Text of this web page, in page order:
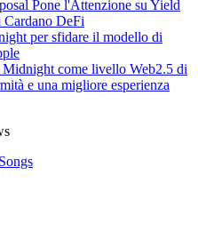
Pone l'Attenzione su Yield
DeFi
per sfidare il modello di
Midnight come livello Web2.5 di
e una migliore esperienza